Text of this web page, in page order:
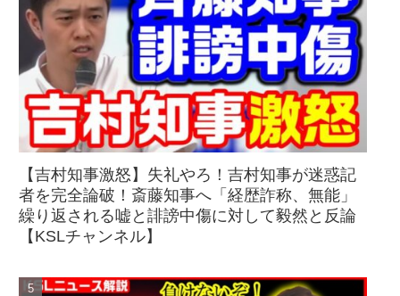
【吉村知事激怒】失礼やろ！吉村知事が迷惑記
者を完全論破！斎藤知事へ「経歴詐称、無能」
繰り返される嘘と誹謗中傷に対して毅然と反論
【KSLチャンネル】